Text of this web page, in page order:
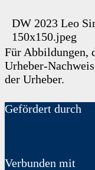
DW 2023 Leo
150x150.jpeg
Für Abbildungen,
Urheber-
der Urheber.
Gefördert durch
Verbunden mit